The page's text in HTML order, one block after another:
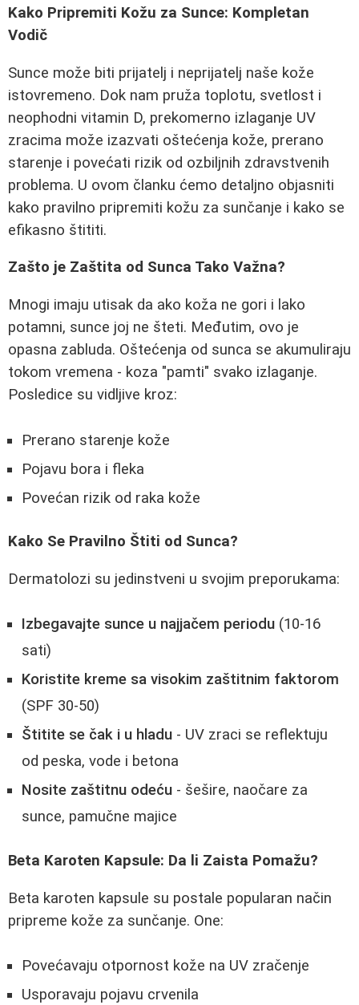
Kako Pripremiti Kožu za Sunce: Kompletan
Vodič
Sunce može biti prijatelj i neprijatelj naše kože
istovremeno. Dok nam pruža toplotu, svetlost i
neophodni vitamin D, prekomerno izlaganje UV
zracima može izazvati oštećenja kože, prerano
starenje i povećati rizik od ozbiljnih zdravstvenih
problema. U ovom članku ćemo detaljno objasniti
kako pravilno pripremiti kožu za sunčanje i kako se
efikasno štititi.
Zašto je Zaštita od Sunca Tako Važna?
Mnogi imaju utisak da ako koža ne gori i lako
potamni, sunce joj ne šteti. Međutim, ovo je
opasna zabluda. Oštećenja od sunca se akumuliraju
tokom vremena - koza "pamti" svako izlaganje.
Posledice su vidljive kroz:
Prerano starenje kože
Pojavu bora i fleka
Povećan rizik od raka kože
Kako Se Pravilno Štiti od Sunca?
Dermatolozi su jedinstveni u svojim preporukama:
Izbegavajte sunce u najjačem periodu (10-16
sati)
Koristite kreme sa visokim zaštitnim faktorom
(SPF 30-50)
Štitite se čak i u hladu - UV zraci se reflektuju
od peska, vode i betona
Nosite zaštitnu odeću - šešire, naočare za
sunce, pamučne majice
Beta Karoten Kapsule: Da li Zaista Pomažu?
Beta karoten kapsule su postale popularan način
pripreme kože za sunčanje. One:
Povećavaju otpornost kože na UV zračenje
Usporavaju pojavu crvenila